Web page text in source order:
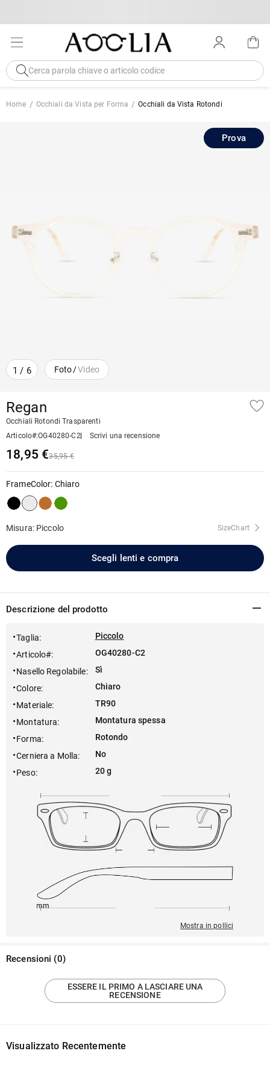
Home Occhiali da Vista per Forma Occhiali da Vista Rotondi
1 / 6 Foto/Video
Prova
Regan
Occhiali Rotondi Trasparenti
Articolo#:OG40280-C2 Scrivi una recensione
18,95 €35,95 €
FrameColor: Chiaro
Misura: Piccolo SizeChart
Scegli lenti e compra
Descrizione del prodotto
Taglia:
Piccolo
Articolo#:
OG40280-C2
Nasello Regolabile:
Sì
Colore:
Chiaro
Materiale:
TR90
Montatura:
Montatura spessa
Forma:
Rotondo
Cerniera a Molla:
No
Peso: 20 g
140mm
Mostra in pollici
Recensioni (0)
ESSERE IL PRIMO A LASCIARE UNA
RECENSIONE
Visualizzato Recentemente